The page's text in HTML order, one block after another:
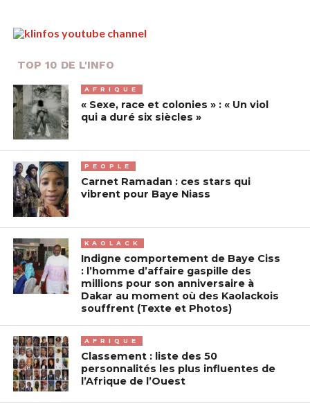
TOP 10 DE L'INFO
AFRIQUE
« Sexe, race et colonies » : « Un viol
qui a duré six siècles »
PEOPLE
Carnet Ramadan : ces stars qui
vibrent pour Baye Niass
KAOLACK
Indigne comportement de Baye Ciss
: l’homme d’affaire gaspille des
millions pour son anniversaire à
Dakar au moment où des Kaolackois
souffrent (Texte et Photos)
AFRIQUE
Classement : liste des 50
personnalités les plus influentes de
l’Afrique de l’Ouest